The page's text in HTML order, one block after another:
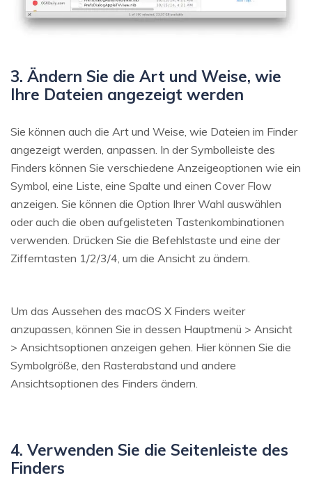
3. Ändern Sie die Art und Weise, wie
Ihre Dateien angezeigt werden
Sie können auch die Art und Weise, wie Dateien im Finder
angezeigt werden, anpassen. In der Symbolleiste des
Finders können Sie verschiedene Anzeigeoptionen wie ein
Symbol, eine Liste, eine Spalte und einen Cover Flow
anzeigen. Sie können die Option Ihrer Wahl auswählen
oder auch die oben aufgelisteten Tastenkombinationen
verwenden. Drücken Sie die Befehlstaste und eine der
Zifferntasten 1/2/3/4, um die Ansicht zu ändern.
Um das Aussehen des macOS X Finders weiter
anzupassen, können Sie in dessen Hauptmenü > Ansicht
> Ansichtsoptionen anzeigen gehen. Hier können Sie die
Symbolgröße, den Rasterabstand und andere
Ansichtsoptionen des Finders ändern.
4. Verwenden Sie die Seitenleiste des
Finders